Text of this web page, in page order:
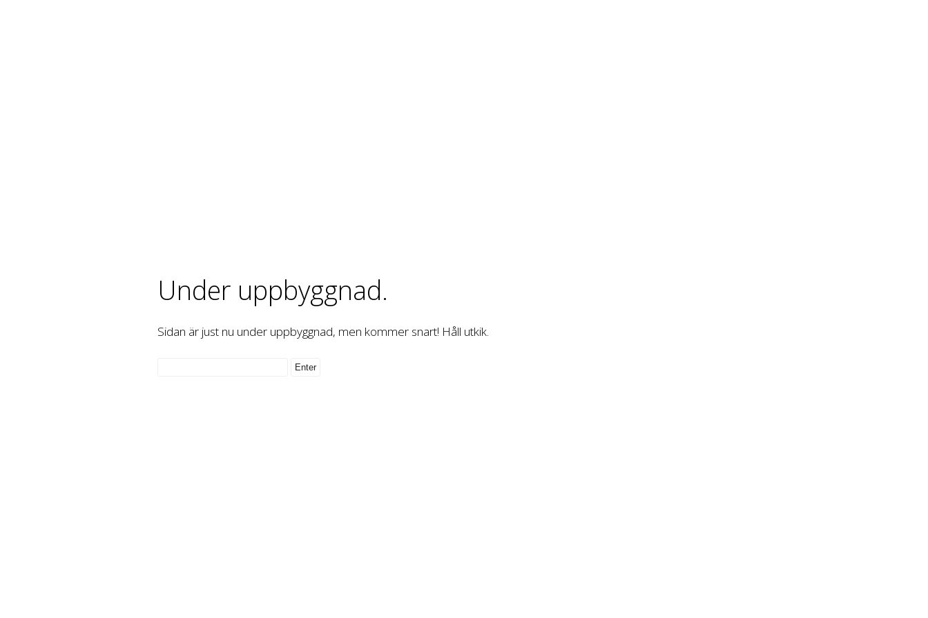
Under uppbyggnad.
Sidan är just nu under uppbyggnad, men kommer snart! Håll utkik.